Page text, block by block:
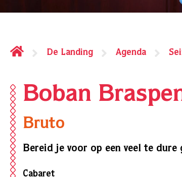
De Landing Agenda
Boban
Bruto
Bereid je voor op een veel te
Cabaret